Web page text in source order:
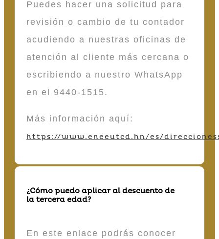
Puedes hacer una solicitud para
revisión o cambio de tu contador
acudiendo a nuestras oficinas de
atención al cliente más cercana o
escribiendo a nuestro WhatsApp
en el 9440-1515.
Más información aquí:
https://www.eneeutcd.hn/es/
¿Cómo puedo aplicar al descuento de
la tercera edad?
En este enlace podrás conocer